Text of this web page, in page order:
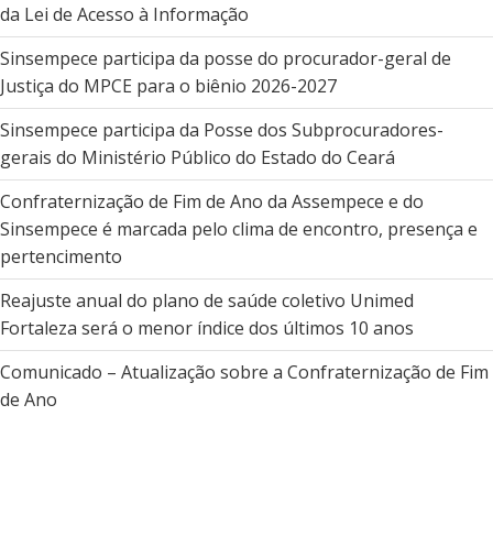
da Lei de Acesso à Informação
Sinsempece participa da posse do procurador-geral de
Justiça do MPCE para o biênio 2026-2027
Sinsempece participa da Posse dos Subprocuradores-
gerais do Ministério Público do Estado do Ceará
Confraternização de Fim de Ano da Assempece e do
Sinsempece é marcada pelo clima de encontro, presença e
pertencimento
Reajuste anual do plano de saúde coletivo Unimed
Fortaleza será o menor índice dos últimos 10 anos
Comunicado – Atualização sobre a Confraternização de Fim
de Ano